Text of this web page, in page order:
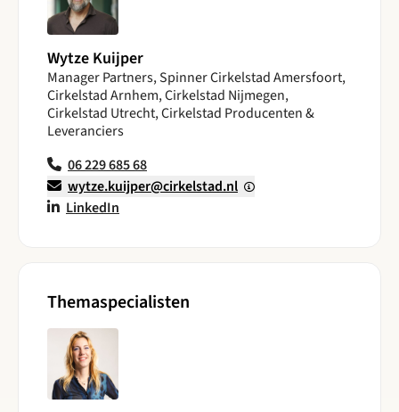
Wytze Kuijper
Manager Partners, Spinner Cirkelstad Amersfoort,
Cirkelstad Arnhem, Cirkelstad Nijmegen,
Cirkelstad Utrecht, Cirkelstad Producenten &
Leveranciers
06 229 685 68
wytze.kuijper@cirkelstad.nl
LinkedIn
Themaspecialisten